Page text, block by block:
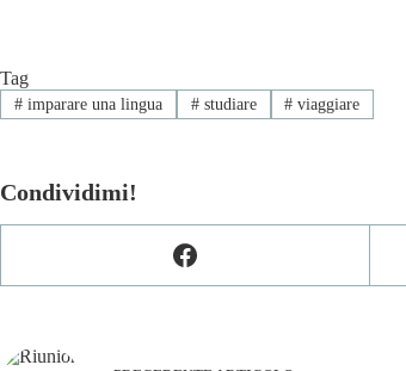
Tag
#imparare una lingua #studiare # viaggiare
Condividimi!